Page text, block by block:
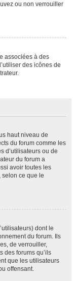
ou non verrouiller
associées à des
des icônes de
haut niveau de
du forum comme les
d’utilisateurs ou de
du forum a
avoir toutes les
selon ce que le
dont le
du forum. Ils
de verrouiller,
des forums qu’ils
que les utilisateurs
offensant.